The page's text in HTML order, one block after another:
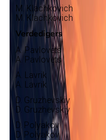
M. Klachkovich
M. Klachkovich
Verdedigers
A. Pavlovets
A. Pavlovets
A. Lavrik
A. Lavrik
D. Gruzhevskiy
D. Gruzhevskiy
D. Polyakov
D. Polyakov